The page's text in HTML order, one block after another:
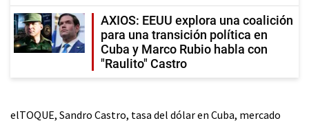
AXIOS: EEUU explora una coalición
para una transición política en
Cuba y Marco Rubio habla con
"Raulito" Castro
elTOQUE, Sandro Castro, tasa del dólar en Cuba, mercado